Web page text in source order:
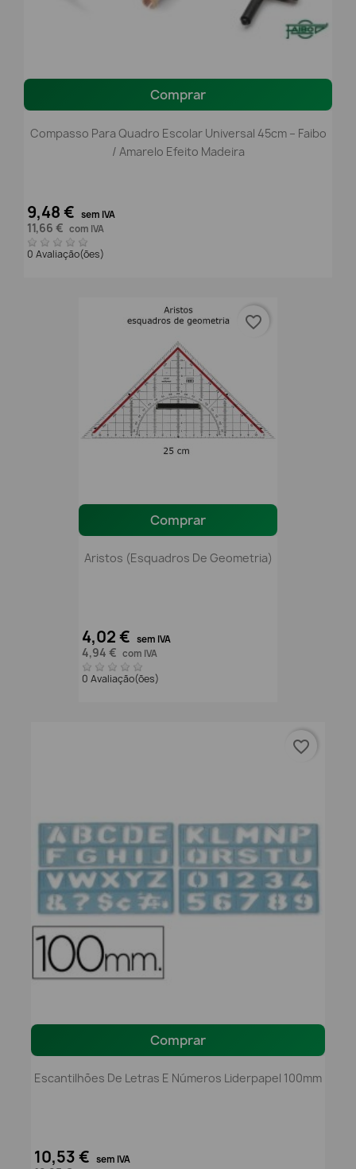
Comprar
Compasso Para Quadro Escolar Universal 45cm – Faibo
/ Amarelo Efeito Madeira
9,48 € sem IVA
11,66 € com IVA
0 Avaliação(ões)
Comprar
Aristos (esquadros De Geometria)
4,02 € sem IVA
4,94 € com IVA
0 Avaliação(ões)
favorite_border
Comprar
Escantilhões De Letras E Números Liderpapel 100mm
10,53 € sem IVA
favorite_border